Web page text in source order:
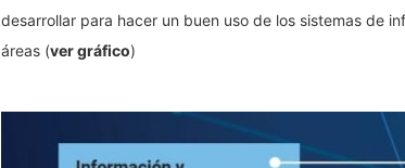
desarrollar para hacer un buen uso de los sistemas de
áreas (ver gráfico)